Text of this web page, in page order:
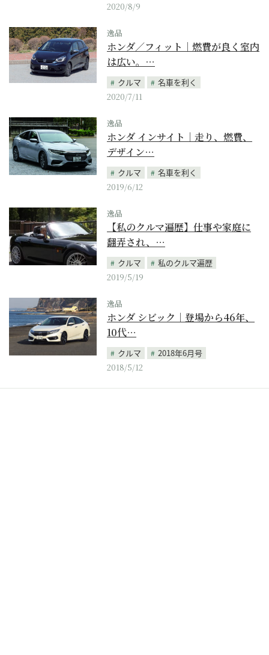
2020/8/9
逸品
ホンダ／フィット｜燃費が良く室内
は広い。…
クルマ
名車を利く
2020/7/11
逸品
ホンダ インサイト｜走り、燃費、
デザイン…
クルマ
名車を利く
2019/6/12
逸品
【私のクルマ遍歴】仕事や家庭に
翻弄され、…
クルマ
私のクルマ遍歴
2019/5/19
逸品
ホンダ シビック｜登場から46年、
10代…
クルマ
2018年6月号
2018/5/12